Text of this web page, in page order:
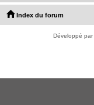
Index du forum
Développé par